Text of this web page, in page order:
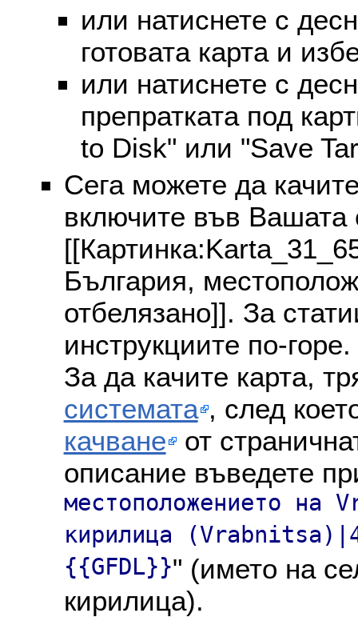
или натиснете с
готовата карта и
или натиснете с
препратката под
to Disk" или "Save
Сега можете да
включите във Вашата
България,
отбелязано]]. За
инструкциите по-горе.
За да качите карта,
системата , след
качване от
описание въведете
местоположението
кирилица
{{GFDL}}" (името на
кирилица).